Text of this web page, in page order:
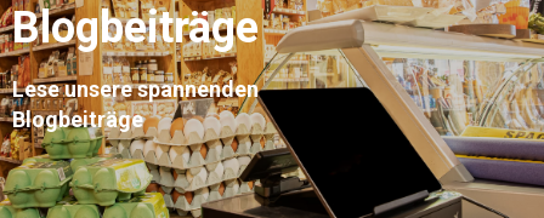
Blogbeiträge
Lese unsere spannenden
Blogbeiträge